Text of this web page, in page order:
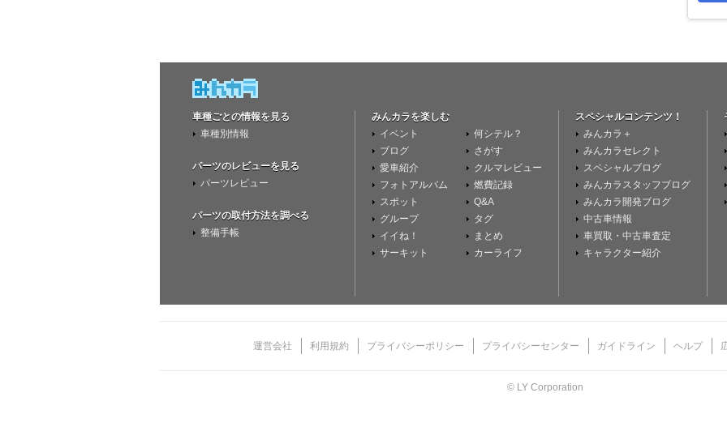
車種ごとの情報を見る
車種別情報
パーツのレビューを見る
パーツレビュー
パーツの取付方法を調べる
整備手帳
みんカラを楽しむ
イベント
ブログ
愛車紹介
フォトアルバム
スポット
グループ
イイね！
サーキット
何シテル？
さがす
クルマレビュー
燃費記録
Q&A
タグ
まとめ
カーライフ
スペシャルコンテンツ！
みんカラ＋
みんカラセレクト
スペシャルブログ
みんカラスタッフブログ
みんカラ開発ブログ
中古車情報
車買取・中古車査定
キャラクター紹介
運営会社 利用規約 プライバシーポリシー プライバシーセンター ガイドライン ヘルプ
© LY Corporation